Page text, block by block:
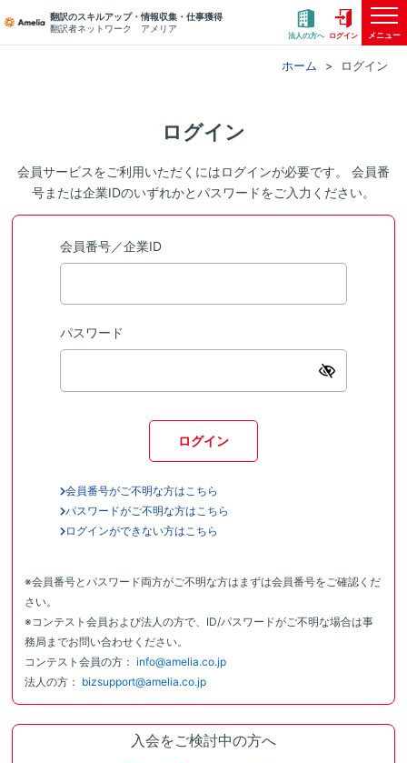
翻訳のスキルアップ・情報収集・仕事獲得
翻訳者ネットワーク アメリア
法人の方へ ログイン メニュー
ホーム ログイン
ログイン
会員サービスをご利用いただくにはログインが必要です。 会員番
号または企業IDのいずれかとパスワードをご入力ください。
会員番号／企業ID
パスワード
ログイン
会員番号がご不明な方はこちら
パスワードがご不明な方はこちら
ログインができない方はこちら
※会員番号とパスワード両方がご不明な方はまずは会員番号をご確認くだ
さい。
※コンテスト会員および法人の方で、ID/パスワードがご不明な場合は事
務局までお問い合わせください。
コンテスト会員の方： info@amelia.co.jp
法人の方： bizsupport@amelia.co.jp
入会をご検討中の方へ